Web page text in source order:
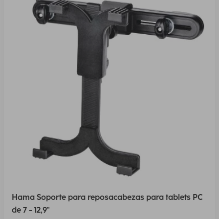
Hama Soporte para reposacabezas para tablets PC
de 7 - 12,9"